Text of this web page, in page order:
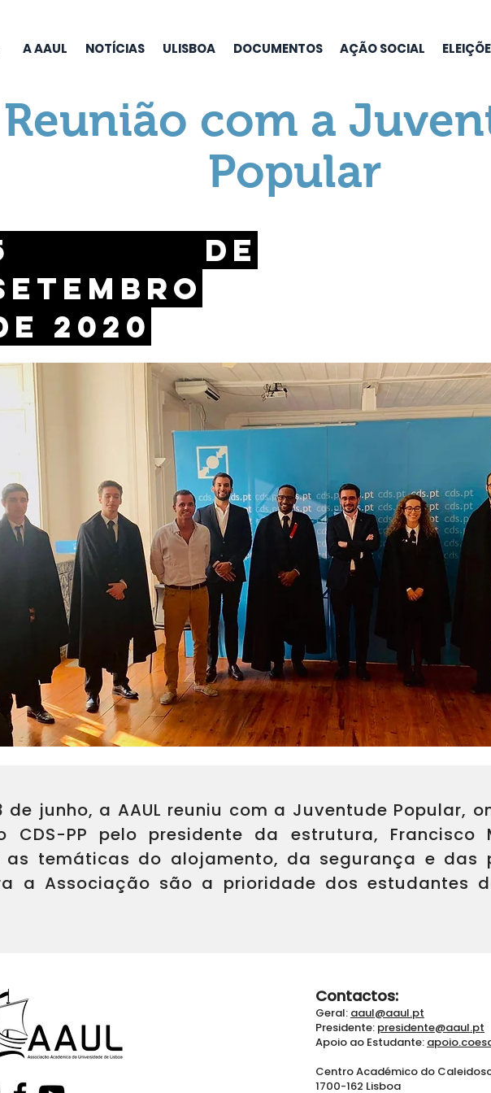
A AAUL NOTÍCIAS ULISBOA DOCUMENTOS AÇÃO SOCIAL
Reunião com a
Popular
de
2020
de junho, a AAUL reuniu com a Juventude Popular,
CDS-PP pelo presidente da estrutura,
as temáticas do alojamento, da segurança e das
a Associação são a prioridade dos estudantes
Contactos:
Geral: aaul@aaul.pt
Presidente: presidente@aaul.pt
Apoio ao Estudante:
​Centro Académico do
1700-162 Lisboa